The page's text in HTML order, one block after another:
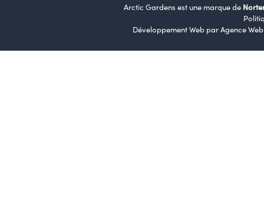
Arctic Gardens est une marque de
Développement Web parAgence